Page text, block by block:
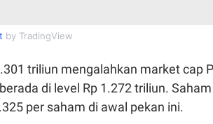
by TradingView
triliun mengalahkan market cap
di level Rp 1.272 triliun. Saham
per saham di awal pekan ini.